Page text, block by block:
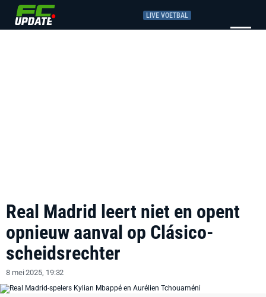
LIVE VOETBAL
Real Madrid leert niet en opent
opnieuw aanval op Clásico-
scheidsrechter
8 mei 2025, 19:32